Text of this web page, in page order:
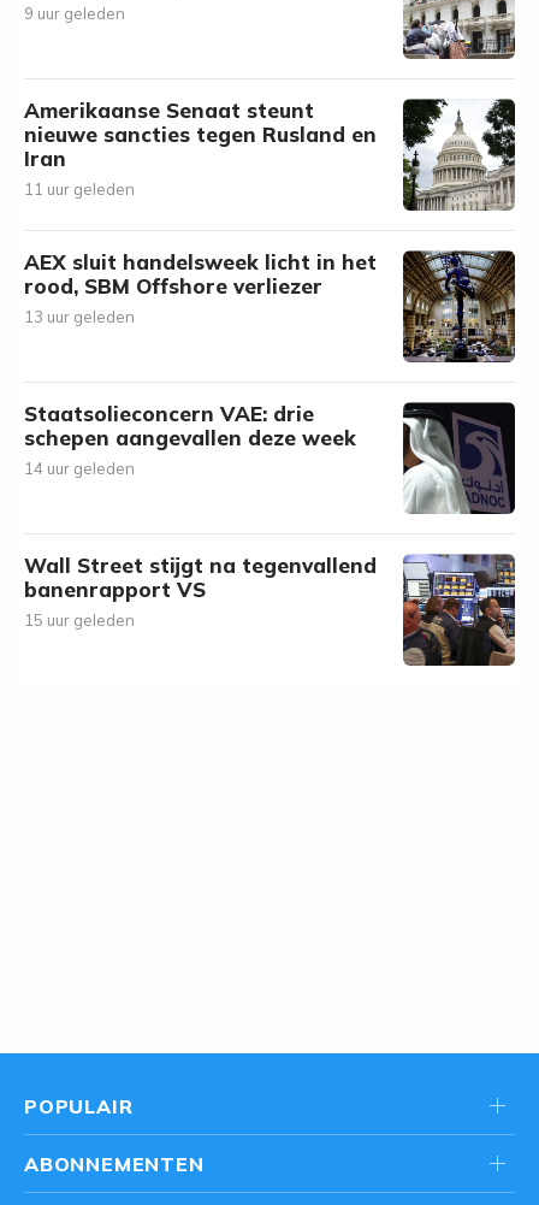
9 uur geleden
Amerikaanse Senaat steunt
nieuwe sancties tegen Rusland en
Iran
11 uur geleden
AEX sluit handelsweek licht in het
rood, SBM Offshore verliezer
13 uur geleden
Staatsolieconcern VAE: drie
schepen aangevallen deze week
14 uur geleden
Wall Street stijgt na tegenvallend
banenrapport VS
15 uur geleden
POPULAIR
ABONNEMENTEN